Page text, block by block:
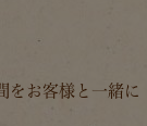
をお客様と一緒に